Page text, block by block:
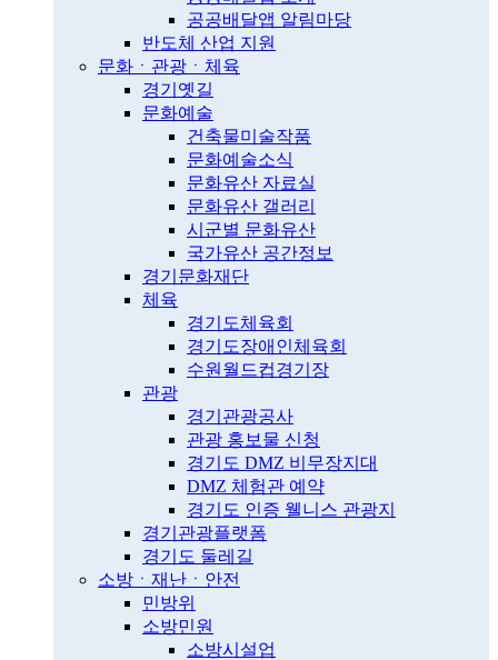
공공배달앱 알림마당
반도체 산업 지원
문화ㆍ관광ㆍ체육
경기옛길
문화예술
건축물미술작품
문화예술소식
문화유산 자료실
문화유산 갤러리
시군별 문화유산
국가유산 공간정보
경기문화재단
체육
경기도체육회
경기도장애인체육회
수원월드컵경기장
관광
경기관광공사
관광 홍보물 신청
경기도 DMZ 비무장지대
DMZ 체험관 예약
경기도 인증 웰니스 관광지
경기관광플랫폼
경기도 둘레길
소방ㆍ재난ㆍ안전
민방위
소방민원
소방시설업